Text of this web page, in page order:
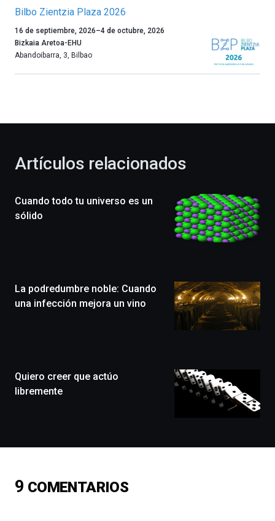
Bilbo Zientzia Plaza 2026
Un
año
más,
celebración
novena
edición
un
festival
monólogos,
exposiciones,
de
16
16 de septiembre, 2026–4 de octubre, 2026
Bizkaia Aretoa-EHU
Abandoibarra, 3, Bilbao
Artículos relacionados
Cuando todo tu universo es un
sólido
La podredumbre noble: Cuando
una infección mejora un vino
Quiero creer que actúo
libremente
9 COMENTARIOS